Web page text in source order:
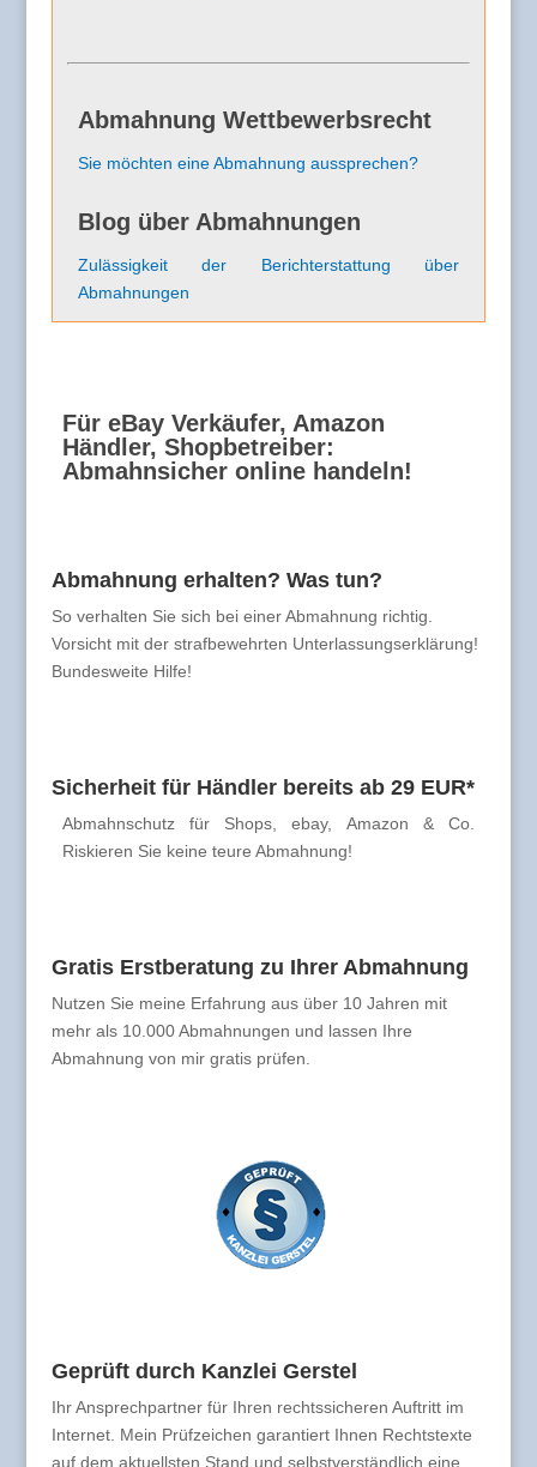
Abmahnung Wettbewerbsrecht
Sie möchten eine Abmahnung aussprechen?
Blog über Abmahnungen
Zulässigkeit der Berichterstattung über
Abmahnungen
Für eBay Verkäufer, Amazon
Händler, Shopbetreiber:
Abmahnsicher online handeln!
Abmahnung erhalten? Was tun?
So verhalten Sie sich bei einer Abmahnung richtig.
Vorsicht mit der strafbewehrten Unterlassungserklärung!
Bundesweite Hilfe!
Sicherheit für Händler bereits ab 29 EUR*
Abmahnschutz für Shops, ebay, Amazon & Co.
Riskieren Sie keine teure Abmahnung!
Gratis Erstberatung zu Ihrer Abmahnung
Nutzen Sie meine Erfahrung aus über 10 Jahren mit
mehr als 10.000 Abmahnungen und lassen Ihre
Abmahnung von mir gratis prüfen.
Geprüft durch Kanzlei Gerstel
Ihr Ansprechpartner für Ihren rechtssicheren Auftritt im
Internet. Mein Prüfzeichen garantiert Ihnen Rechtstexte
auf dem aktuellsten Stand und selbstverständlich eine